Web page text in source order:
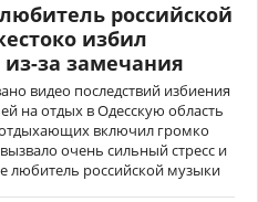
российской
избил
из-за замечания
видео последствий избиения
на отдых в Одесскую область
включил громко
очень сильный стресс и
любитель российской музыки